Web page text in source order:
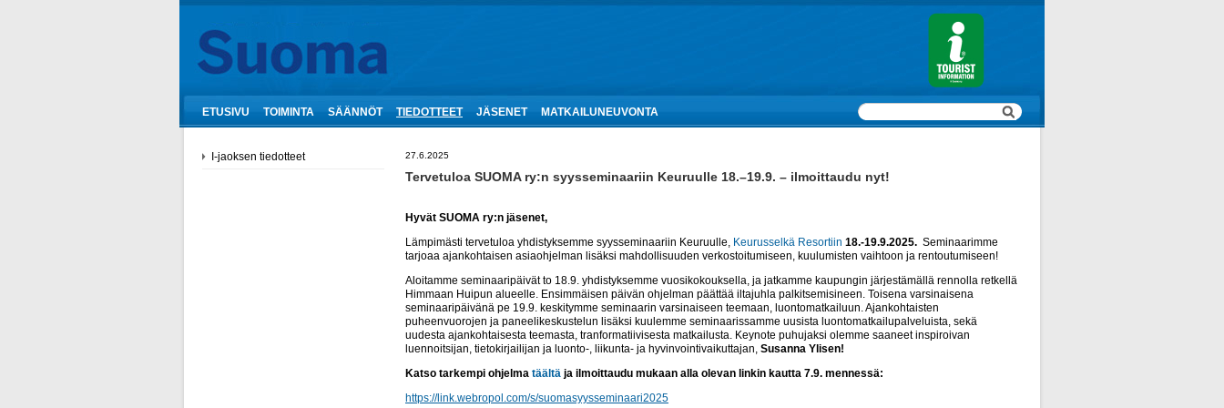
ETUSIVU TOIMINTA SÄÄNNÖT TIEDOTTEET JÄSENET MATKAILUNEUVONTA
I-jaoksen tiedotteet 27.6.2025
Tervetuloa SUOMA ry:n syysseminaariin Keuruulle 18.–19.9. – ilmoittaudu nyt!
Hyvät SUOMA ry:n jäsenet,
Lämpimästi tervetuloa yhdistyksemme syysseminaariin Keuruulle, Keurusselkä Resortiin 18.-19.9.2025. Seminaarimme
tarjoaa ajankohtaisen asiaohjelman lisäksi mahdollisuuden verkostoitumiseen, kuulumisten vaihtoon ja rentoutumiseen!
Aloitamme seminaaripäivät to 18.9. yhdistyksemme vuosikokouksella, ja jatkamme kaupungin järjestämällä rennolla retkellä
Himmaan Huipun alueelle. Ensimmäisen päivän ohjelman päättää iltajuhla palkitsemisineen. Toisena varsinaisena
seminaaripäivänä pe 19.9. keskitymme seminaarin varsinaiseen teemaan, luontomatkailuun. Ajankohtaisten
puheenvuorojen ja paneelikeskustelun lisäksi kuulemme seminaarissamme uusista luontomatkailupalveluista, sekä
uudesta ajankohtaisesta teemasta, tranformatiivisesta matkailusta. Keynote puhujaksi olemme saaneet inspiroivan
luennoitsijan, tietokirjailijan ja luonto-, liikunta- ja hyvinvointivaikuttajan, Susanna Ylisen!
Katso tarkempi ohjelma täältä ja ilmoittaudu mukaan alla olevan linkin kautta 7.9. mennessä:
https://link.webropol.com/s/suomasyysseminaari2025